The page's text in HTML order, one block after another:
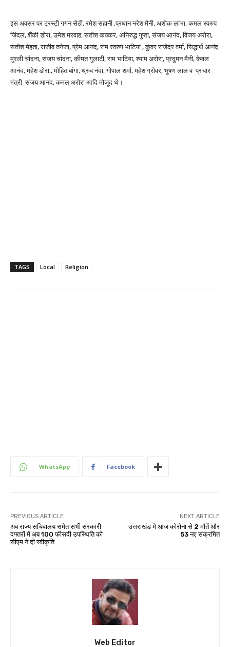
इस अवसर पर ट्रस्टी गगन सेठी, रमेश सहानी ,प्रधान नरेश मैनी, अशोक लांभा, कमल स्वरुप
जिंदल, शैंकी डोरा, उमेश मरवाह, सतीश कक्कर, अनिरुद्ध गुप्ता, संजय आनंद, विजय अरोरा,
सतीश मेहता, राजीव तनेजा, प्रेम आनंद, राम स्वरुप भाटिया , कुंवर राजेंदर वर्मा, सिद्धार्थ आनंद
मुरली चांदना, संजय चांदना, कीमत गुलाटी, राम भाटिया, श्याम अरोरा, प्रदुमन मैनी, केवल
आनंद, महेश डोरा,, मोहित बांगा, ध्रुव नंदा, गोपाल शर्मा, महेश ग्रोवर, भूषण लाल व प्रचार
मंत्री संजय आनंद, कमल अरोरा आदि मौजूद थे।
TAGS Local Religion
WhatsApp Facebook
PREVIOUS ARTICLE
अब राज्य सचिवालय समेत सभी सरकारी
दफ्तरों में अब 100 फीसदी उपस्थिति को
सीएम ने दी स्वीकृति
NEXT ARTICLE
उत्तराखंड मे आज कोरोना से 2 मौतें और
53 नए संक्रमित
Web Editor